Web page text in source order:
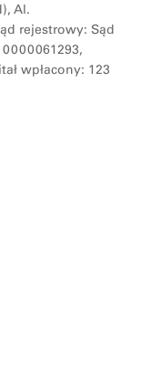
Al.
rejestrowy: Sąd
wpłacony: 123